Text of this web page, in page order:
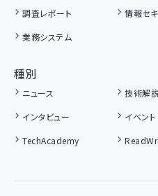
調査レポート
情報セ
業務システム
種別
ニュース 技術解
インタビュー
イベント
TechAcademy